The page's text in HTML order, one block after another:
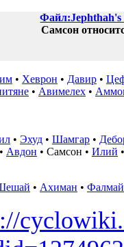
Файл:Jephthah's
Самсон
• Хеврон • Давир •
• Авимелех •
• Эхуд • Шамгар •
• Авдон • Самсон • Илий
• Ахиман • Фалмай